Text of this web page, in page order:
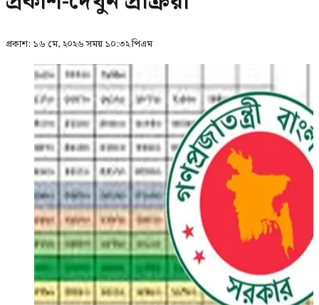
প্রকাশ: ১৬ মে, ২০২৬ সময় ১০:৩২ পিএম